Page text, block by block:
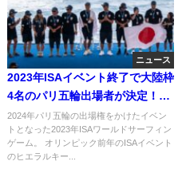
ニュース
2023年ISAイベント終了で大陸枠
4名のパリ五輪出場者が決定！今
後の考察なども
2024年パリ五輪の出場権をかけたイベン
トとなった2023年ISAワールドサーフィン
ゲーム。 オリンピック前年のISAイベント
のヒエラルキー...